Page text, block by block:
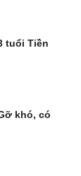
tuổi Tiền
khó, có